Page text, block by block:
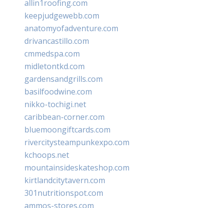
allin1roofing.com
keepjudgewebb.com
anatomyofadventure.com
drivancastillo.com
cmmedspa.com
midletontkd.com
gardensandgrills.com
basilfoodwine.com
nikko-tochigi.net
caribbean-corner.com
bluemoongiftcards.com
rivercitysteampunkexpo.com
kchoops.net
mountainsideskateshop.com
kirtlandcitytavern.com
301nutritionspot.com
ammos-stores.com